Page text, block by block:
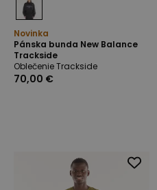
Novinka
Pánska bunda New Balance
Trackside
Oblečenie Trackside
70,00 €